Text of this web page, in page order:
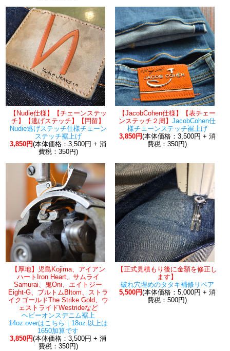
【Nudie仕様】【チェーンステッ
チ】【逃げステッチ】【閂留】
Nudie逃げステッチ仕様チェーン
ステッチ裾上げ
3,850円(本体価格：3,500円 + 消
費税：350円)
【JacobCohen仕様】【表チェー
ンステッチ２周】JacobCohen仕
様チェーンステッチ裾上げ
3,850円(本体価格：3,500円 + 消
費税：350円)
【厚地】児島Kojima、アイアン
ハートIron Heart、サムライ
Samurai、鬼Oni、エイトジー
Eight-G、ブルトムBltom、ストラ
イクゴールドThe Strike Gold、ウ
ェストライドWestrideなど
ヘビーオンスデニム裾上
14oz.overはこちら｜18oz.以上は
1650加算です
3,850円(本体価格：3,500円 + 消
費税：350円)
【正式見積もり後に金額を修正し
ます】
破れ穴埋めのタタキ補修リペア
5,500円(本体価格：5,000円 + 消
費税：500円)